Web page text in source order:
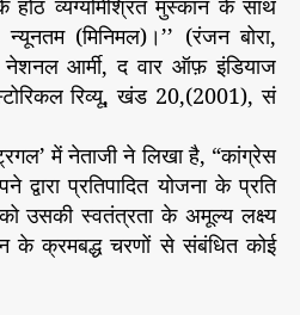
व्यंग्यमिश्रित मुस्कान के साथ
(मिनिमल)।’’ (रंजन बोरा,
नेशनल आर्मी, द वार ऑफ़ इंडियाज
रिव्यू, खंड 20,(2001), सं
में नेताजी ने लिखा है, “कांग्रेस
प्रतिपादित योजना के प्रति
उसकी स्वतंत्रता के अमूल्य लक्ष्य
क्रमबद्ध चरणों से संबंधित कोई